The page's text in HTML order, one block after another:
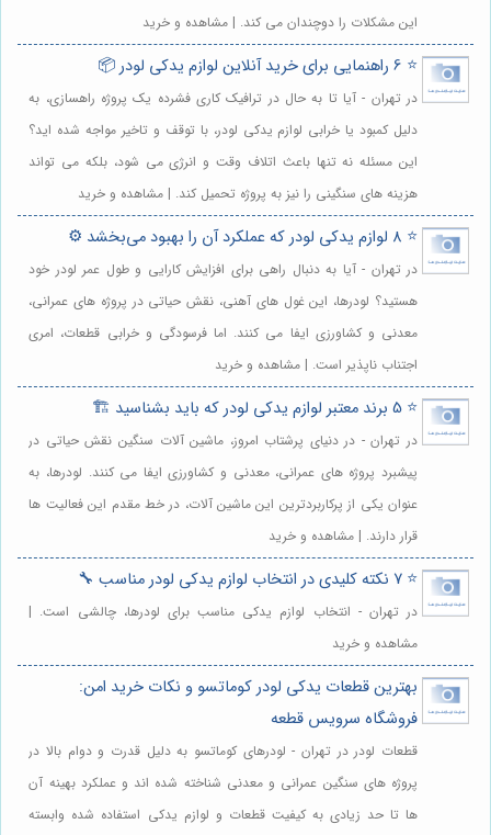
این مشکلات را دوچندان می کند. | مشاهده و خرید
⭐️ 6 راهنمایی برای خرید آنلاین لوازم یدکی لودر 📦
در تهران - آیا تا به حال در ترافیک کاری فشرده یک پروژه راهسازی، به
دلیل کمبود یا خرابی لوازم یدکی لودر، با توقف و تاخیر مواجه شده اید؟
این مسئله نه تنها باعث اتلاف وقت و انرژی می شود، بلکه می تواند
هزینه های سنگینی را نیز به پروژه تحمیل کند. | مشاهده و خرید
⭐️ 8 لوازم یدکی لودر که عملکرد آن را بهبود می‌بخشد ⚙️
در تهران - آیا به دنبال راهی برای افزایش کارایی و طول عمر لودر خود
هستید؟ لودرها، این غول های آهنی، نقش حیاتی در پروژه های عمرانی،
معدنی و کشاورزی ایفا می کنند. اما فرسودگی و خرابی قطعات، امری
اجتناب ناپذیر است. | مشاهده و خرید
⭐️ 5 برند معتبر لوازم یدکی لودر که باید بشناسید 🏗️
در تهران - در دنیای پرشتاب امروز، ماشین آلات سنگین نقش حیاتی در
پیشبرد پروژه های عمرانی، معدنی و کشاورزی ایفا می کنند. لودرها، به
عنوان یکی از پرکاربردترین این ماشین آلات، در خط مقدم این فعالیت ها
قرار دارند. | مشاهده و خرید
⭐️ 7 نکته کلیدی در انتخاب لوازم یدکی لودر مناسب 🔧
در تهران - انتخاب لوازم یدکی مناسب برای لودرها، چالشی است. |
مشاهده و خرید
بهترین قطعات یدکی لودر کوماتسو و نکات خرید امن:
فروشگاه سرویس قطعه
قطعات لودر در تهران - لودرهای کوماتسو به دلیل قدرت و دوام بالا در
پروژه های سنگین عمرانی و معدنی شناخته شده اند و عملکرد بهینه آن
ها تا حد زیادی به کیفیت قطعات و لوازم یدکی استفاده شده وابسته